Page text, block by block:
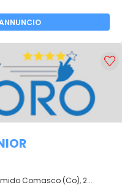
Comasco (Co), 2...